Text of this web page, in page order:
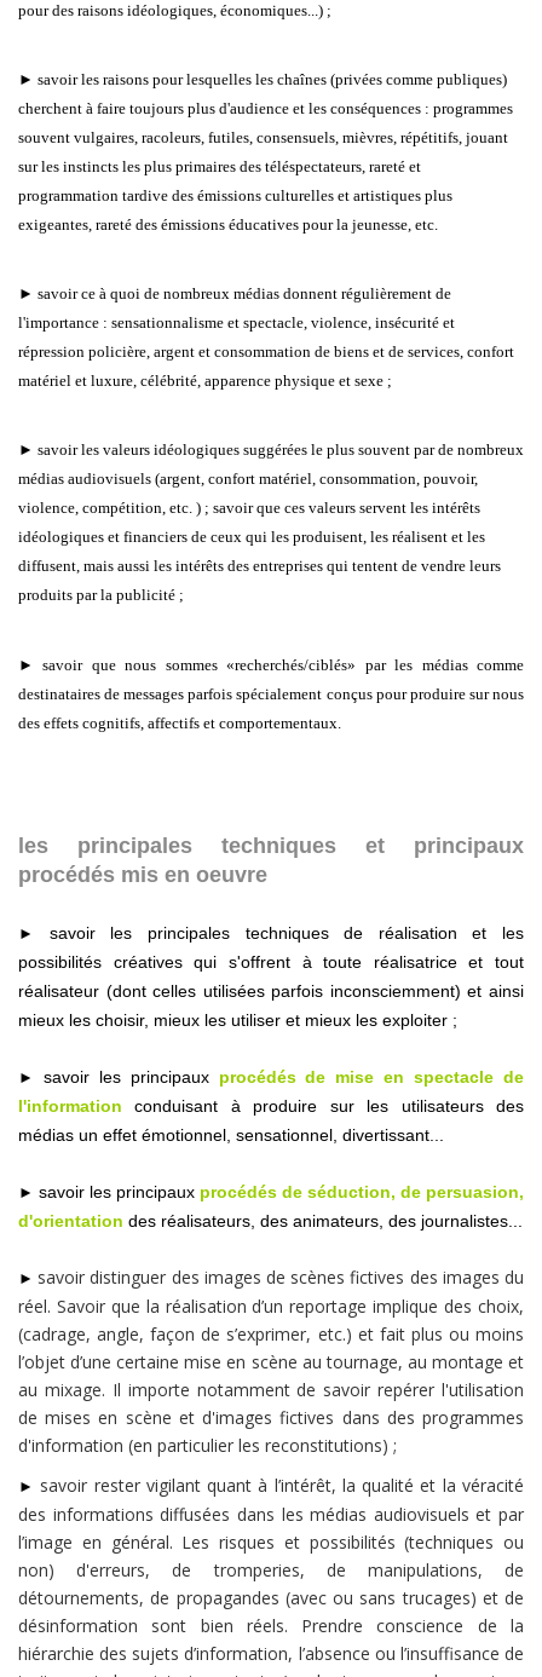
pour des raisons idéologiques, économiques...) ;
► savoir les raisons pour lesquelles les chaînes (privées comme publiques)
cherchent à faire toujours plus d'audience et les conséquences : programmes
souvent vulgaires, racoleurs, futiles, consensuels, mièvres, répétitifs, jouant
sur les instincts les plus primaires des téléspectateurs, rareté et
programmation tardive des émissions culturelles et artistiques plus
exigeantes, rareté des émissions éducatives pour la jeunesse, etc.
► savoir ce à quoi de nombreux médias donnent régulièrement de
l'importance : sensationnalisme et spectacle, violence, insécurité et
répression policière, argent et consommation de biens et de services, confort
matériel et luxure, célébrité, apparence physique et sexe ;
► savoir les valeurs idéologiques suggérées le plus souvent par de nombreux
médias audiovisuels (argent, confort matériel, consommation, pouvoir,
violence, compétition, etc. ) ; savoir que ces valeurs servent les intérêts
idéologiques et financiers de ceux qui les produisent, les réalisent et les
diffusent, mais aussi les intérêts des entreprises qui tentent de vendre leurs
produits par la publicité ;
► savoir que nous sommes «recherchés/ciblés» par les médias comme
destinataires de messages parfois spécialement conçus pour produire sur nous
des effets cognitifs, affectifs et comportementaux.
les principales techniques et principaux
procédés mis en oeuvre
►
savoir les principales techniques de réalisation et les
possibilités créatives qui s'offrent à toute réalisatrice et tout
réalisateur (dont celles utilisées parfois inconsciemment) et ainsi
mieux les choisir, mieux les utiliser et mieux les exploiter ;
► savoir les principaux procédés de mise en spectacle de
l'information conduisant à produire sur les utilisateurs des
médias un effet émotionnel, sensationnel, divertissant...
► savoir les principaux procédés de séduction, de persuasion,
d'orientation des réalisateurs, des animateurs, des journalistes...
► savoir distinguer des images de scènes fictives des images du
réel. Savoir que la réalisation d’un reportage implique des choix,
(cadrage, angle, façon de s’exprimer, etc.) et fait plus ou moins
l’objet d’une certaine mise en scène au tournage, au montage et
au mixage. Il importe notamment de savoir repérer l'utilisation
de mises en scène et d'images fictives dans des programmes
d'information (en particulier les reconstitutions) ;
► savoir rester vigilant quant à l’intérêt, la qualité et la véracité
des informations diffusées dans les médias audiovisuels et par
l’image en général. Les risques et possibilités (techniques ou
non) d'erreurs, de tromperies, de manipulations, de
détournements, de propagandes (avec ou sans trucages) et de
désinformation sont bien réels. Prendre conscience de la
hiérarchie des sujets d’information, l’absence ou l’insuffisance de